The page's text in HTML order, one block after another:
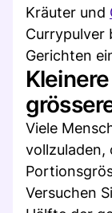
Kräuter und
Currypulver
Gerichten
Viele
vollzuladen,
Versuchen